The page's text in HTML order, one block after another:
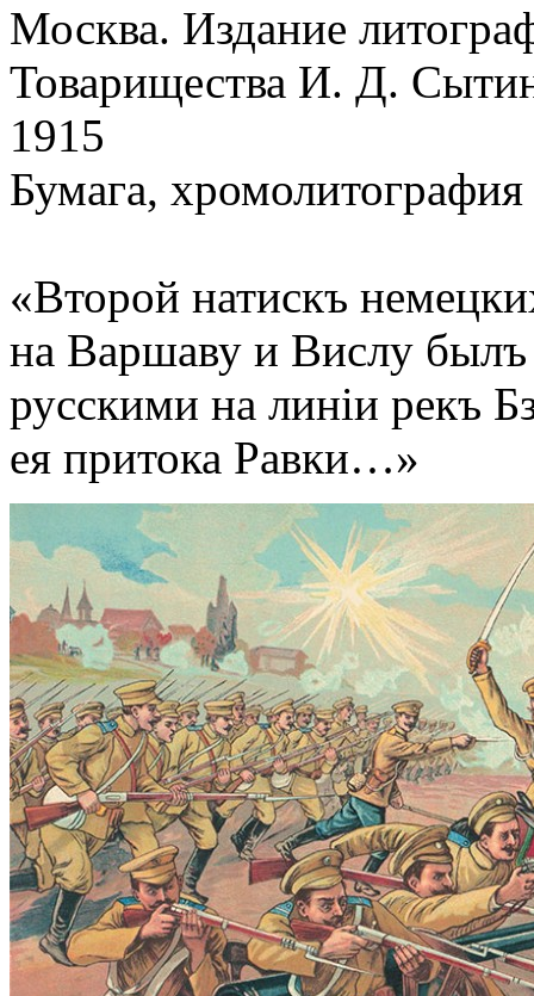
Москва. Издание
Товарищества И. Д.
1915
Бумага, хромолитография
«Второй натискъ
на Варшаву и Вислу былъ
русскими на линiи рекъ
ея притока Равки…»